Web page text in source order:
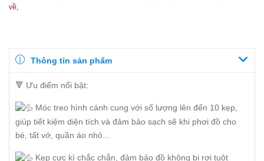
về,
Thông tin sản phẩm
🔻 Ưu điểm nổi bật:
Móc treo hình cánh cung với số lượng lên đến 10 kẹp,
giúp tiết kiệm diện tích và đảm bảo sạch sẽ khi phơi đồ cho
bé, tất vớ, quần áo nhỏ…
Kẹp cực kì chắc chắn, đảm bảo đồ không bị rơi tuột